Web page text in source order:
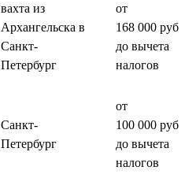
вахта из
Архангельска в
Санкт-
Петербург
от
168 000 руб.
до вычета
налогов
Санкт-
Петербург
от
100 000 руб.
до вычета
налогов